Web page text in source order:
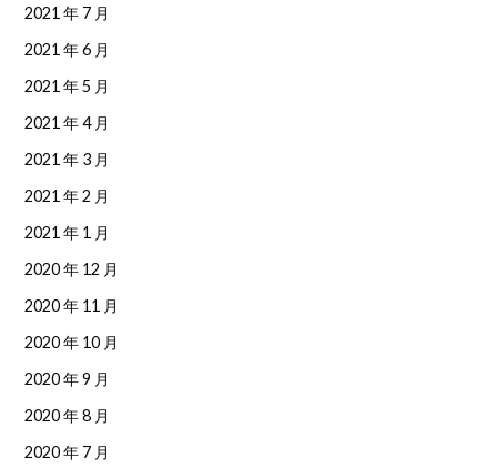
2021 年 7 月
2021 年 6 月
2021 年 5 月
2021 年 4 月
2021 年 3 月
2021 年 2 月
2021 年 1 月
2020 年 12 月
2020 年 11 月
2020 年 10 月
2020 年 9 月
2020 年 8 月
2020 年 7 月